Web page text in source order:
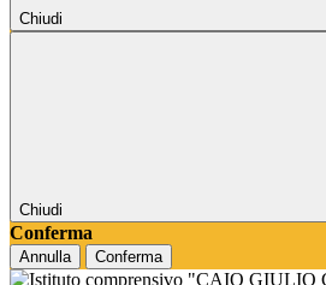
Chiudi
Chiudi
Conferma
Annulla Conferma